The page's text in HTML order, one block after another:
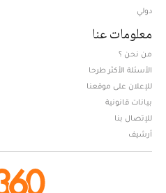
دولي
معلومات عنا
من نحن ؟
الأسئلة الأكثر طرحا
للإعلان على موقعنا
بيانات قانونية
للإتصال بنا
أرشيف